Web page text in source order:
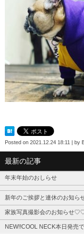
Posted on 2021.12.24 18:11 | by
最新の記事
年末年始のおしらせ
新年のご挨拶と連休のお知ら
家族写真撮影会のお知らせ
NEW!!COOL NECK本日発売